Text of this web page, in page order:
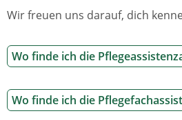
Wir freuen uns darauf, dich
Wo finde ich die
Wo finde ich die